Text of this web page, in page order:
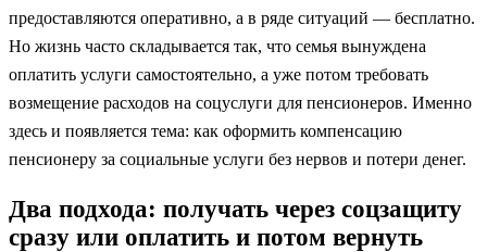
предоставляются оперативно, а в ряде ситуаций — бесплатно.
Но жизнь часто складывается так, что семья вынуждена
оплатить услуги самостоятельно, а уже потом требовать
возмещение расходов на соцуслуги для пенсионеров. Именно
здесь и появляется тема: как оформить компенсацию
пенсионеру за социальные услуги без нервов и потери денег.
Два подхода: получать через соцзащиту
сразу или оплатить и потом вернуть